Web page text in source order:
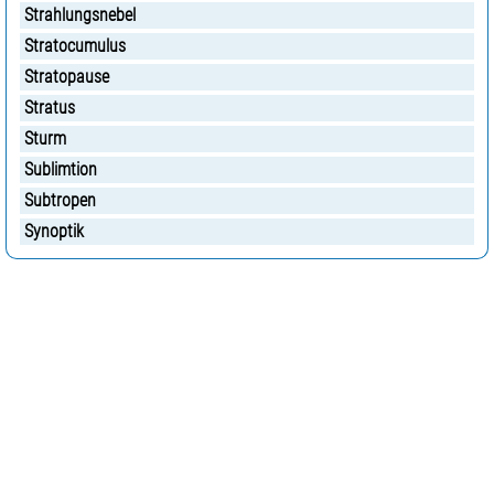
Strahlungsnebel
Stratocumulus
Stratopause
Stratus
Sturm
Sublimtion
Subtropen
Synoptik